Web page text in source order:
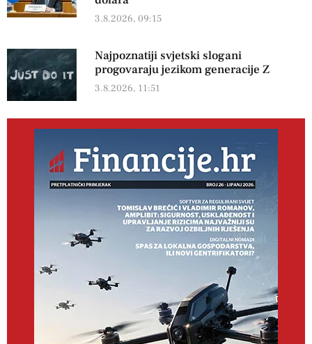
3.8.2026, 09:15
Najpoznatiji svjetski slogani
progovaraju jezikom generacije Z
3.8.2026, 11:51